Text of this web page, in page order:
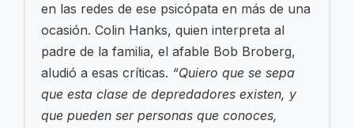
en las redes de ese psicópata en más de una
ocasión. Colin Hanks, quien interpreta al
padre de la familia, el afable Bob Broberg,
aludió a esas críticas. “Quiero que se sepa
que esta clase de depredadores existen, y
que pueden ser personas que conoces,